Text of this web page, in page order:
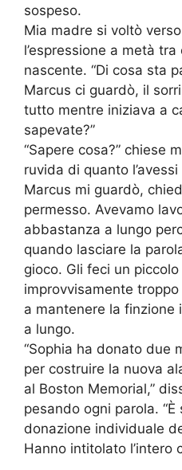
sospeso.
Mia madre si voltò
l’espressione a metà
nascente. “Di cosa sta
Marcus ci guardò, il
tutto mentre iniziava a
sapevate?”
“Sapere cosa?” chiese
ruvida di quanto
Marcus mi guardò,
permesso. Avevamo
abbastanza a lungo
quando lasciare la
gioco. Gli feci un piccolo
improvvisamente
a mantenere la finzione
a lungo.
“Sophia ha donato due
per costruire la nuova
al Boston Memorial,”
pesando ogni parola.
donazione individuale
Hanno intitolato l’intero